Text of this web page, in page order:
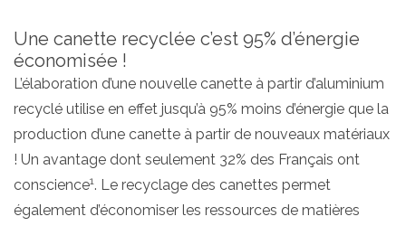
Une canette recyclée c’est 95% d’énergie
économisée !
L’élaboration d’une nouvelle canette à partir d’aluminium
recyclé utilise en effet jusqu’à 95% moins d’énergie que la
production d’une canette à partir de nouveaux matériaux
! Un avantage dont seulement 32% des Français ont
conscience1. Le recyclage des canettes permet
également d’économiser les ressources de matières